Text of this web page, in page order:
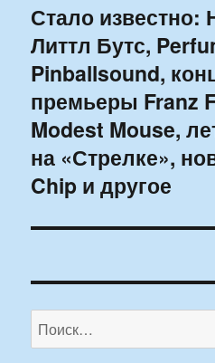
Следующая
запись:
Стало известно:
Литтл Бутс,
Pinballsound,
премьеры Franz
Modest Mouse,
на «Стрелке»,
Chip и другое
Искать: